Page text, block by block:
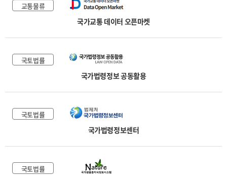
교통물류
국가교통 데이터 오픈마켓
국토법률
국가법령정보 공동활용
국토법률
국가법령정보센터
국토법률